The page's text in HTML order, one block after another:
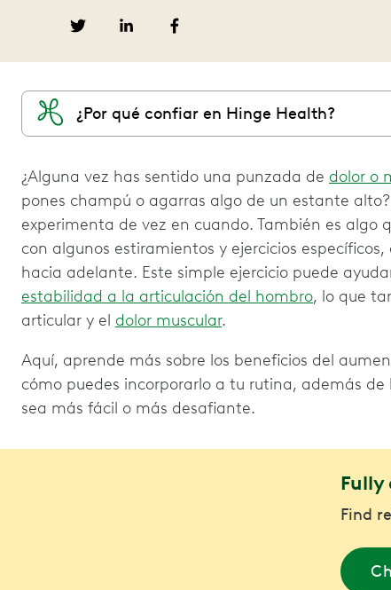
¿Por qué confiar en Hinge Health?
¿Alguna vez has sentido una punzada de dolor o
pones champú o agarras algo de un estante
experimenta de vez en cuando. También es algo
con algunos estiramientos y ejercicios
hacia adelante. Este simple ejercicio puede
estabilidad a la articulación del hombro, lo que
articular y el dolor muscular.
Aquí, aprende más sobre los beneficios del
cómo puedes incorporarlo a tu rutina, además
sea más fácil o más desafiante.
Fully
Find